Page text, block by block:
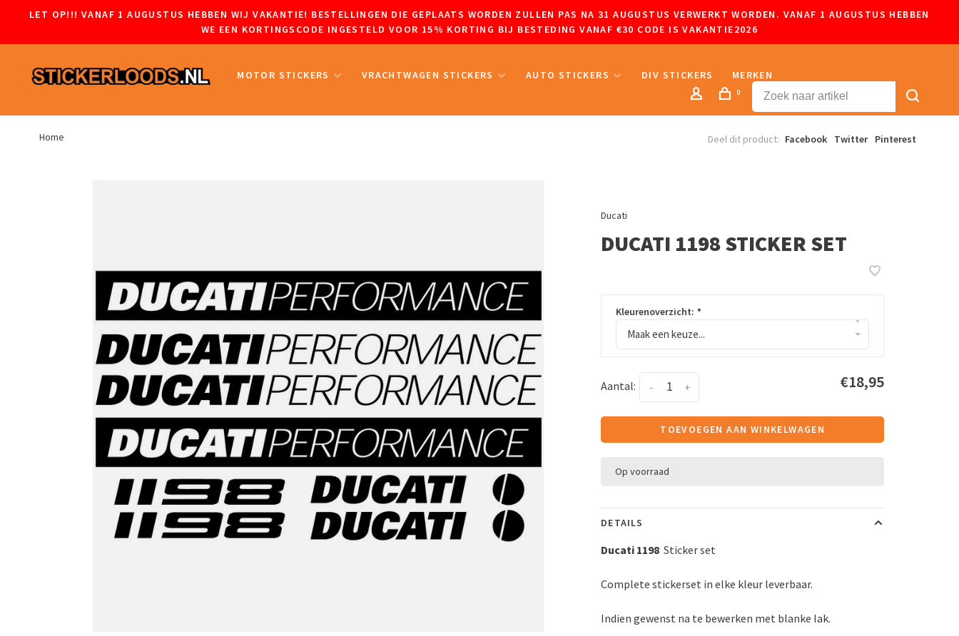
LET OP!!! VANAF 1 AUGUSTUS HEBBEN WIJ VAKANTIE! BESTELLINGEN DIE GEPLAATS WORDEN ZULLEN PAS NA 31 AUGUSTUS VERWERKT WORDEN. VANAF 1 AUGUSTUS HEBBEN
WE EEN KORTINGSCODE INGESTELD VOOR 15% KORTING BIJ BESTEDING VANAF €30 CODE IS VAKANTIE2026
MOTOR STICKERS VRACHTWAGEN STICKERS AUTO STICKERS DIV STICKERS MERKEN
0
Home Deel dit product: Facebook Twitter Pinterest
Ducati
DUCATI 1198 STICKER SET
Kleurenoverzicht: *
Maak een keuze...
▾
Aantal: +
- €18,95
TOEVOEGEN AAN WINKELWAGEN
Op voorraad
DETAILS
Ducati 1198 Sticker set
Complete stickerset in elke kleur leverbaar.
Indien gewenst na te bewerken met blanke lak.